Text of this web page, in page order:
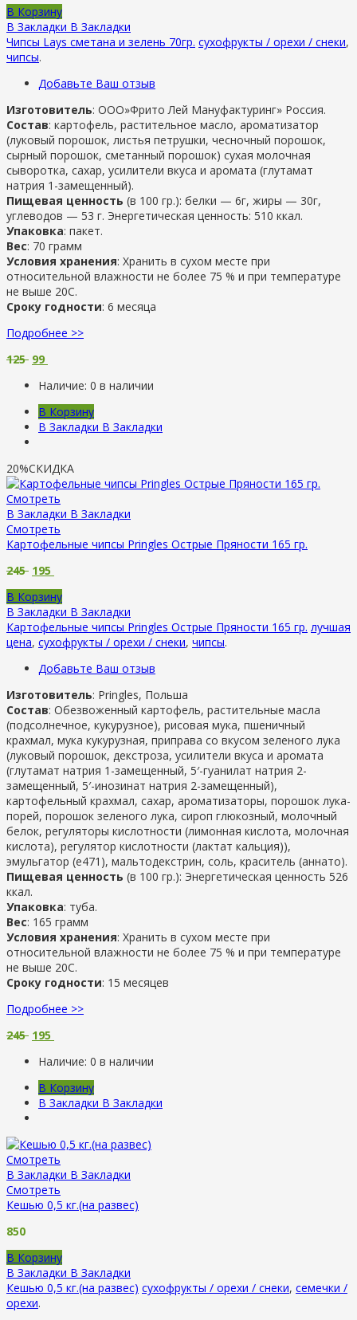
В Корзину
В Закладки В Закладки
Чипсы Lays сметана и зелень 70гр. сухофрукты / орехи / снеки,
чипсы.
Добавьте Ваш отзыв
Изготовитель: ООО»Фрито Лей Мануфактуринг» Россия.
Состав: картофель, растительное масло, ароматизатор
(луковый порошок, листья петрушки, чесночный порошок,
сырный порошок, сметанный порошок) сухая молочная
сыворотка, сахар, усилители вкуса и аромата (глутамат
натрия 1-замещенный).
Пищевая ценность (в 100 гр.): белки — 6г, жиры — 30г,
углеводов — 53 г. Энергетическая ценность: 510 ккал.
Упаковка: пакет.
Вес: 70 грамм
Условия хранения: Хранить в сухом месте при
относительной влажности не более 75 % и при температуре
не выше 20С.
Сроку годности: 6 месяца
Подробнее >>
125 99
Наличие: 0 в наличии
В Корзину
В Закладки В Закладки
20%СКИДКА
Смотреть
В Закладки В Закладки
Смотреть
Картофельные чипсы Pringles Острые Пряности 165 гр.
245 195
В Корзину
В Закладки В Закладки
Картофельные чипсы Pringles Острые Пряности 165 гр. лучшая
цена, сухофрукты / орехи / снеки, чипсы.
Добавьте Ваш отзыв
Изготовитель: Pringles, Польша
Состав: Обезвоженный картофель, растительные масла
(подсолнечное, кукурузное), рисовая мука, пшеничный
крахмал, мука кукурузная, приправа со вкусом зеленого лука
(луковый порошок, декстроза, усилители вкуса и аромата
(глутамат натрия 1-замещенный, 5′-гуанилат натрия 2-
замещенный, 5′-инозинат натрия 2-замещенный),
картофельный крахмал, сахар, ароматизаторы, порошок лука-
порей, порошок зеленого лука, сироп глюкозный, молочный
белок, регуляторы кислотности (лимонная кислота, молочная
кислота), регулятор кислотности (лактат кальция)),
эмульгатор (e471), мальтодекстрин, соль, краситель (аннато).
Пищевая ценность (в 100 гр.): Энергетическая ценность 526
ккал.
Упаковка: туба.
Вес: 165 грамм
Условия хранения: Хранить в сухом месте при
относительной влажности не более 75 % и при температуре
не выше 20С.
Сроку годности: 15 месяцев
Подробнее >>
245 195
Наличие: 0 в наличии
В Корзину
В Закладки В Закладки
Смотреть
В Закладки В Закладки
Смотреть
Кешью 0,5 кг.(на развес)
850
В Корзину
В Закладки В Закладки
Кешью 0,5 кг.(на развес) сухофрукты / орехи / снеки, семечки /
орехи.